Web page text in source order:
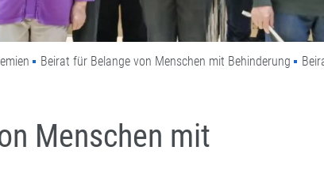
Beirat für Belange von Menschen mit Behinderung
Menschen mit